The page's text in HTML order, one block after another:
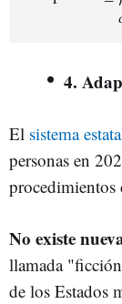
4.
El sistema
personas en
procedimientos
No existe
llamada
de los Estados